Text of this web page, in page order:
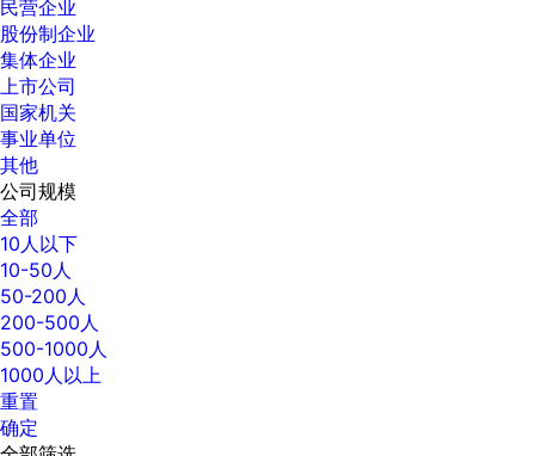
民营企业
股份制企业
集体企业
上市公司
国家机关
事业单位
其他
公司规模
全部
10人以下
10-50人
50-200人
200-500人
500-1000人
1000人以上
重置
确定